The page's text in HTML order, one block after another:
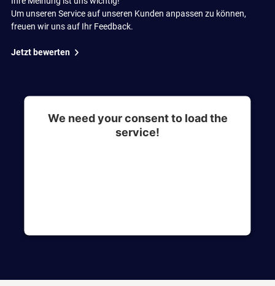
Um unseren Service auf unseren Kunden anpassen zu können,
freuen wir uns auf Ihr Feedback.
Jetzt bewerten
We need your consent to load the
service!